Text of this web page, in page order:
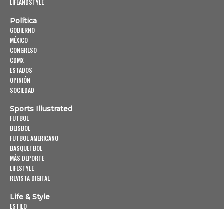
LIFEANDSTYLE
Política
GOBIERNO
MÉXICO
CONGRESO
CDMX
ESTADOS
OPINIÓN
SOCIEDAD
Sports Illustrated
FUTBOL
BEISBOL
FUTBOL AMERICANO
BASQUETBOL
MÁS DEPORTE
LIFESTYLE
REVISTA DIGITAL
Life & Style
ESTILO